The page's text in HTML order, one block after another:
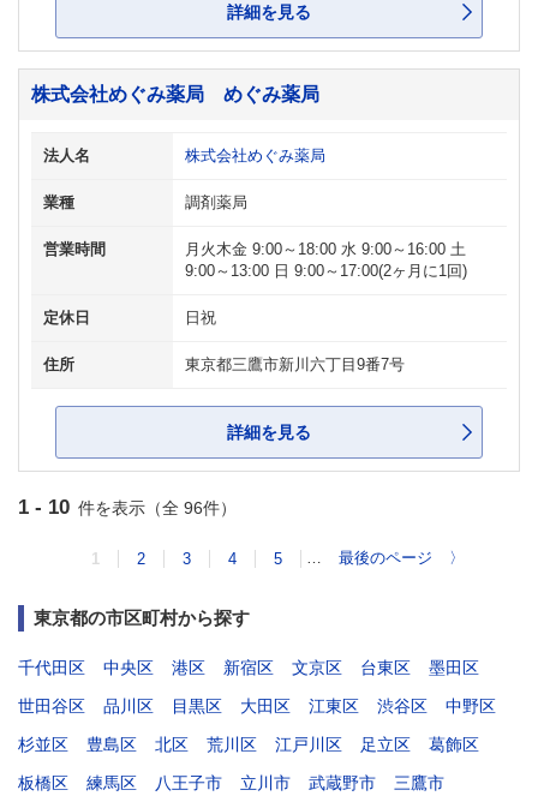
詳細を見る
株式会社めぐみ薬局 めぐみ薬局
法人名 株式会社めぐみ薬局
業種 調剤薬局
営業時間
月火木金 9:00～18:00 水 9:00～16:00 土
9:00～13:00 日 9:00～17:00(2ヶ月に1回)
定休日 日祝
住所 東京都三鷹市新川六丁目9番7号
詳細を見る
1 - 10 件を表示（全 96件）
1 2 3 4 5 … 最後のページ 〉
東京都の市区町村から探す
千代田区 中央区 港区 新宿区 文京区 台東区
墨田区
世田谷区
品川区 目黒区 大田区 江東区 渋谷区
中野区
杉並区
豊島区 北区 荒川区 江戸川区 足立区
葛飾区
板橋区
練馬区 八王子市 立川市 武蔵野市
三鷹市